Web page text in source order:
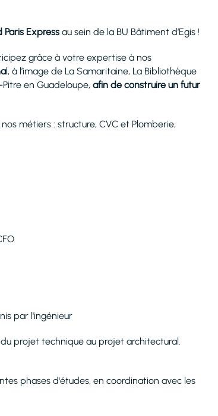
Paris Express au sein de la BU Bâtiment d’Egis !
grâce à votre expertise à nos
l, à l’image de La Samaritaine, La Bibliothèque
Pitre en Guadeloupe, afin de construire un futur
métiers : structure, CVC et Plomberie,
par l'ingénieur
projet technique au projet architectural.
phases d'études, en coordination avec les